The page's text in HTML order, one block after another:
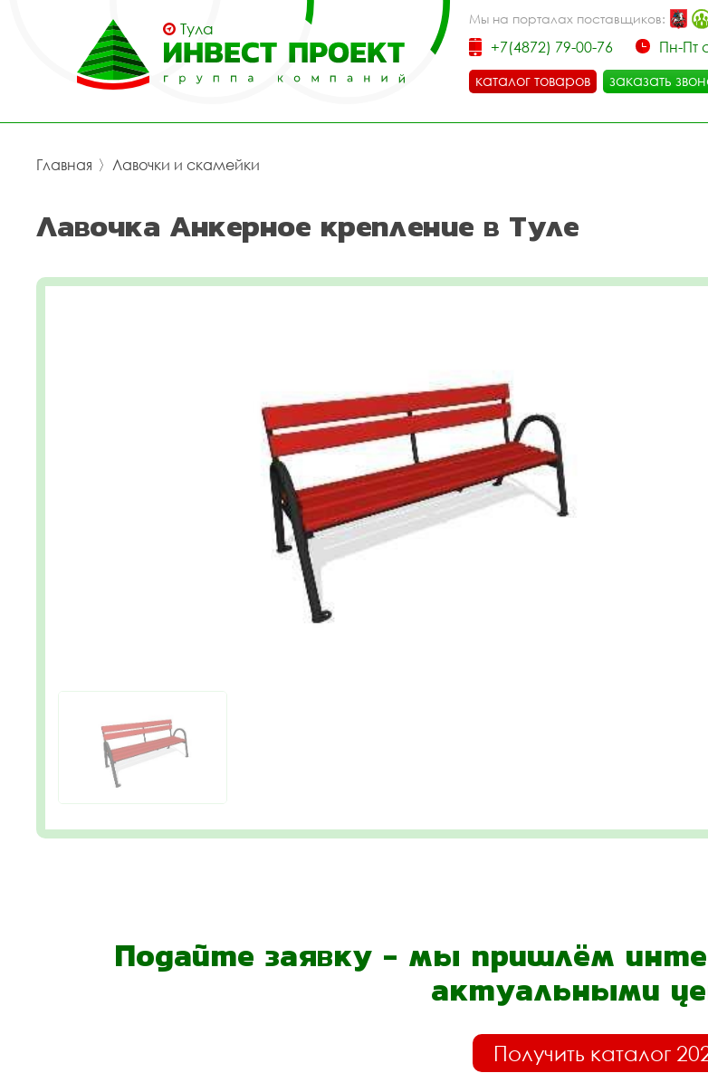
Тула
Мы на порталах поставщиков:
+7(4872) 79-00-76
Пн-Пт
каталог товаров
заказать
Главная 〉 Лавочки и скамейки
Лавочка Анкерное крепление в Туле
Подайте заявку - мы пришлём
актуальными
Получить каталог